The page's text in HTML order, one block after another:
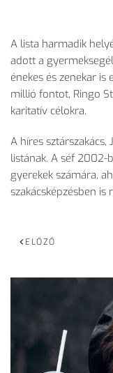
A lista harmadik
adott a
énekes és zenekar is
millió fontot, Ringo
karitatív célokra.
A híres sztárszakács,
listának. A séf 2002-
gyerekek számára,
szakácsképzésben is
ELŐZŐ